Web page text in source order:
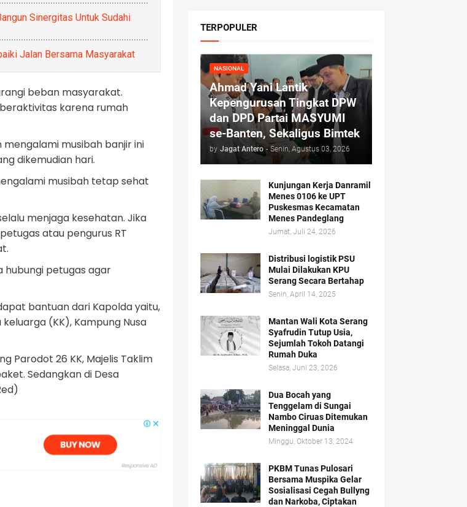
Sinergitas Untuk Sudahi
Jalan Bersama Masyarakat
beban masyarakat.
karena rumah
musibah banjir ini
dikemudian hari.
musibah tetap sehat
menjaga kesehatan. Jika
atau pengurus RT
hubungi petugas agar
bantuan dari Kapolda yaitu,
(KK), Kampung Nusa
Parodot 26 KK, Majelis Taklim
Sedangkan di Desa
TERPOPULER
NASIONAL
Ahmad Yani Lantik
Kepengurusan Tingkat DPW
dan DPD Partai MASYUMI
se-Banten, Sekaligus Bimtek
by Jagat Antero - Senin, Agustus 03, 2026
Kunjungan Kerja Danramil
Menes 0106 ke UPT
Puskesmas Kecamatan
Menes Pandeglang
Jumat, Juli 24, 2026
Distribusi logistik PSU
Mulai Dilakukan KPU
Serang Secara Bertahap
Senin, April 14, 2025
Mantan Wali Kota Serang
Syafrudin Tutup Usia,
Sejumlah Tokoh Datangi
Rumah Duka
Selasa, Juni 23, 2026
Dua Bocah yang
Tenggelam di Sungai
Nambo Ciruas Ditemukan
Meninggal Dunia
Minggu, Oktober 13, 2024
PKBM Tunas Pulosari
Bersama Muspika Gelar
Sosialisasi Cegah Bullyng
dan Narkoba, Ciptakan